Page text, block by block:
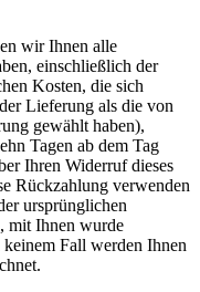
wir Ihnen alle
einschließlich der
Kosten, die sich
Lieferung als die von
gewählt haben),
Tagen ab dem Tag
Ihren Widerruf dieses
Rückzahlung verwenden
ursprünglichen
mit Ihnen wurde
Fall werden Ihnen